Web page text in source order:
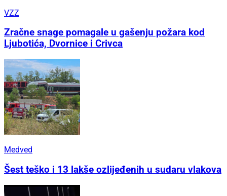
VZZ
Zračne snage pomagale u gašenju požara kod
Ljubotića, Dvornice i Crivca
Medved
Šest teško i 13 lakše ozlijeđenih u sudaru vlakova